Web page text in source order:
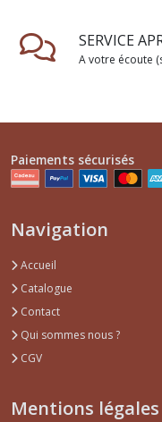
SERVICE
A votre écoute
Paiements sécurisés
Navigation
Accueil
Catalogue
Contact
Qui sommes nous ?
CGV
Mentions légales